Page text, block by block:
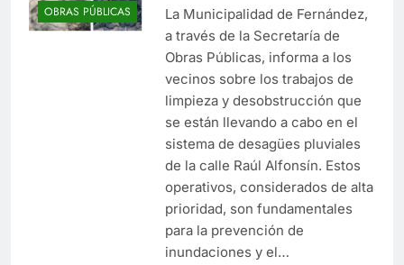
OBRAS PÚBLICAS
La Municipalidad de Fernández,
a través de la Secretaría de
Obras Públicas, informa a los
vecinos sobre los trabajos de
limpieza y desobstrucción que
se están llevando a cabo en el
sistema de desagües pluviales
de la calle Raúl Alfonsín. Estos
operativos, considerados de alta
prioridad, son fundamentales
para la prevención de
inundaciones y el…